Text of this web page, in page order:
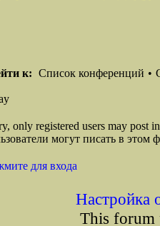
к: Список конференций •
only registered users may post
могут писать в этом
для входа
Настройка
This